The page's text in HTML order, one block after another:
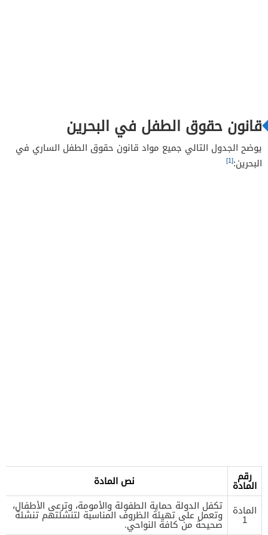
قانون حقوق الطفل في البحرين
يوضح الجدول التالي جميع مواد قانون حقوق الطفل الساري في
البحرين:[1]
رقم
المادة
نص المادة
المادة
1
تكفل الدولة حماية الطفولة والأمومة، وترعى الأطفال،
وتعمل على تهيئة الظروف المناسبة لتنشئتهم تنشئة
صحيحة من كافة النواحي.